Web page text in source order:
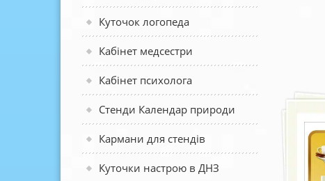
Куточок логопеда
Кабінет медсестри
Кабінет психолога
Стенди Календар природи
Кармани для стендів
Куточки настрою в ДНЗ